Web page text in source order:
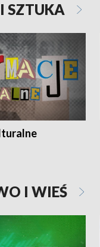
SZTUKA
I WIEŚ